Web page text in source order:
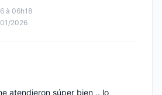
à 06h18
2026
atendieron súper bien .. lo